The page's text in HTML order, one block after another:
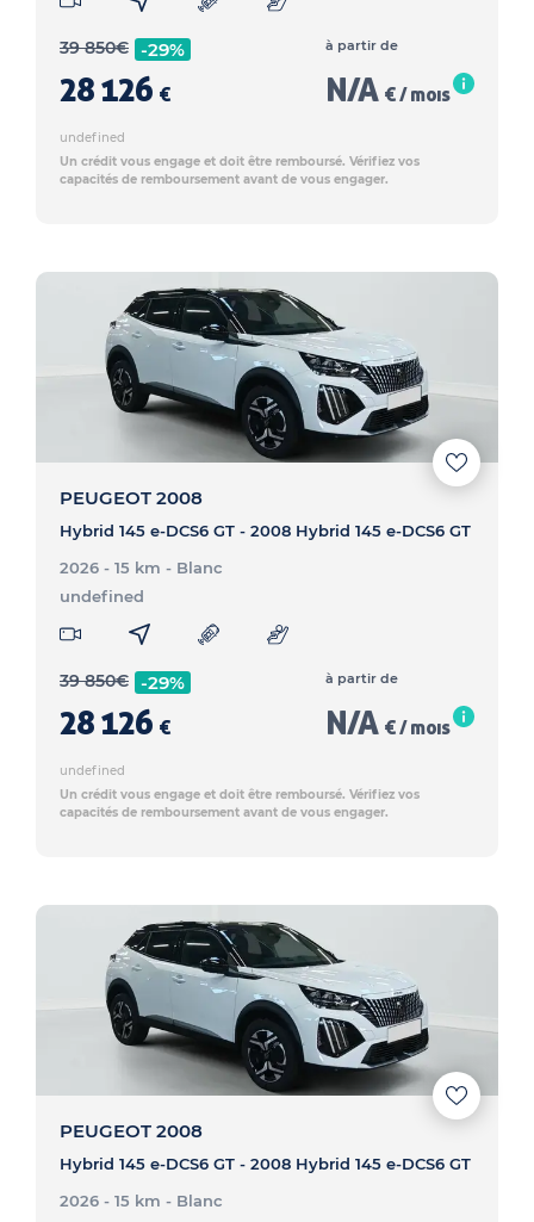
39 850€ -29%
28 126 €
à partir de
N/A € / mois
undefined
Un crédit vous engage et doit être remboursé. Vérifiez vos
capacités de remboursement avant de vous engager.
PEUGEOT 2008
Hybrid 145 e-DCS6 GT - 2008 Hybrid 145 e-DCS6 GT
2026 - 15 km - Blanc
undefined
39 850€ -29%
28 126 €
à partir de
N/A € / mois
undefined
Un crédit vous engage et doit être remboursé. Vérifiez vos
capacités de remboursement avant de vous engager.
PEUGEOT 2008
Hybrid 145 e-DCS6 GT - 2008 Hybrid 145 e-DCS6 GT
2026 - 15 km - Blanc